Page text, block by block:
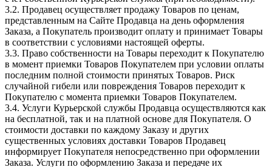
3.2. Продавец осуществляет продажу Товаров по ценам,
представленным на Сайте Продавца на день оформления
Заказа, а Покупатель производит оплату и принимает Товары
в соответствии с условиями настоящей оферты.
3.3. Право собственности на Товары переходит к Покупателю
в момент приемки Товаров Покупателем при условии оплаты
последним полной стоимости принятых Товаров. Риск
случайной гибели или повреждения Товаров переходит к
Покупателю с момента приемки Товаров Покупателем.
3.4. Услуги Курьерской службы Продавца осуществляются как
на бесплатной, так и на платной основе для Покупателя. О
стоимости доставки по каждому Заказу и других
существенных условиях доставки Товаров Продавец
информирует Покупателя непосредственно при оформлении
Заказа. Услуги по оформлению Заказа и передаче их